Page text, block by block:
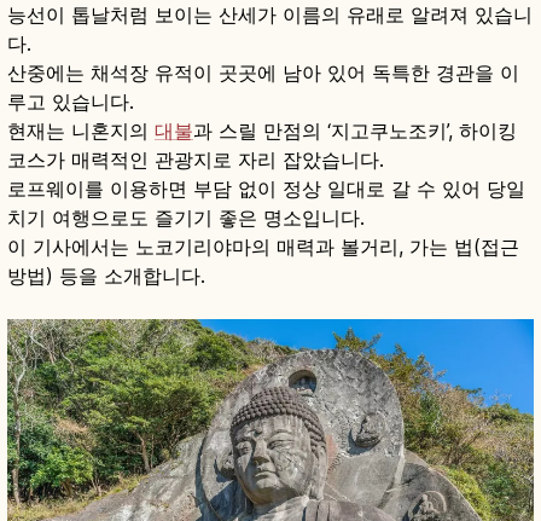
능선이 톱날처럼 보이는 산세가 이름의 유래로 알려져 있습니
다.
산중에는 채석장 유적이 곳곳에 남아 있어 독특한 경관을 이
루고 있습니다.
현재는 니혼지의 대불과 스릴 만점의 ‘지고쿠노조키’, 하이킹
코스가 매력적인 관광지로 자리 잡았습니다.
로프웨이를 이용하면 부담 없이 정상 일대로 갈 수 있어 당일
치기 여행으로도 즐기기 좋은 명소입니다.
이 기사에서는 노코기리야마의 매력과 볼거리, 가는 법(접근
방법) 등을 소개합니다.